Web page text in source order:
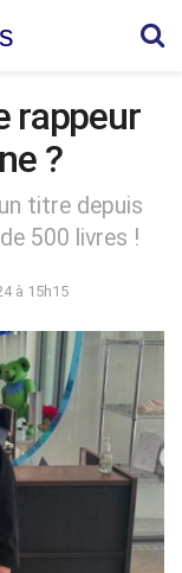
rappeur
?
titre depuis
500 livres !
à 15h15